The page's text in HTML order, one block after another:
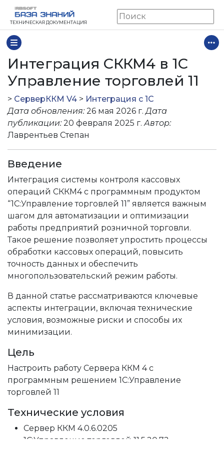
ТЕХНИЧЕСКАЯ ДОКУМЕНТАЦИЯ
2.2-4.4)
печать
печать
Интеграция СККМ4 в 1С
Управление торговлей 11
> СерверККМ V4 > Интеграция с 1С
Дата обновления: 26 мая 2026 г.Дата
публикации: 20 февраля 2025 г.Автор:
Лаврентьев Степан
Введение
Интеграция системы контроля кассовых
операций СККМ4 с программным продуктом
“1С:Управление торговлей 11” является важным
шагом для автоматизации и оптимизации
работы предприятий розничной торговли.
Такое решение позволяет упростить процессы
обработки кассовых операций, повысить
точность данных и обеспечить
многопользовательский режим работы.
В данной статье рассматриваются ключевые
аспекты интеграции, включая технические
условия, возможные риски и способы их
минимизации.
Цель
Настроить работу Сервера ККМ 4 с
программным решением 1С:Управление
торговлей 11
Технические условия
Сервер ККМ 4.0.6.0205
1С:Управление торговлей 11.5.20.72